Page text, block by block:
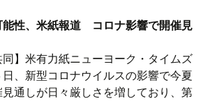
能性、米紙報道 コロナ影響で開催見
同】米有力紙ニューヨーク・タイムズ
日、新型コロナウイルスの影響で今夏
通しが日々厳しさを増しており、第